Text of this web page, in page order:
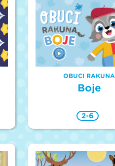
OBUCI RAKUNA
Boje
2-6